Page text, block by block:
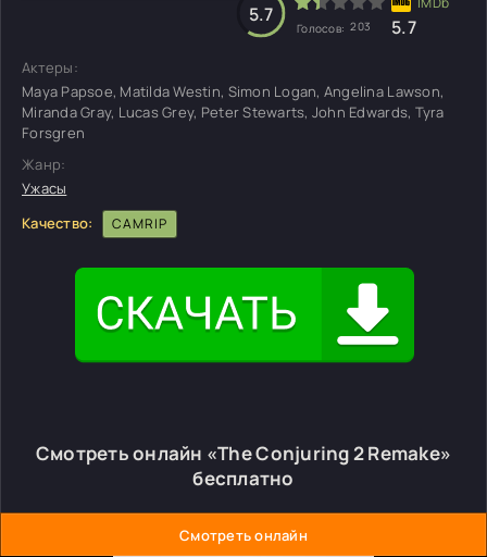
5.7
Голосов: 203 5.7
Актеры:
Maya Papsoe, Matilda Westin, Simon Logan, Angelina Lawson,
Miranda Gray, Lucas Grey, Peter Stewarts, John Edwards, Tyra
Forsgren
Жанр:
Ужасы
Качество:
CAMRIP
Смотреть онлайн «The Conjuring 2 Remake»
бесплатно
Смотреть онлайн